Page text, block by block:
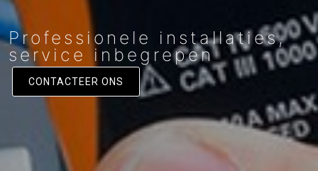
Professionele installaties,
service inbegrepen
CONTACTEER ONS